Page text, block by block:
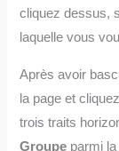
cliquez dessus,
laquelle vous
Après avoir
la page et
trois traits
Groupe parmi